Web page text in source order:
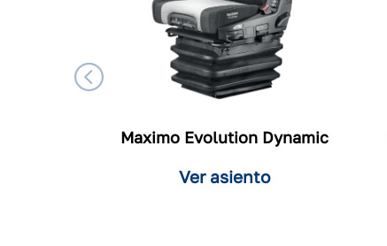
Maximo Evolution Dynamic
Ver asiento